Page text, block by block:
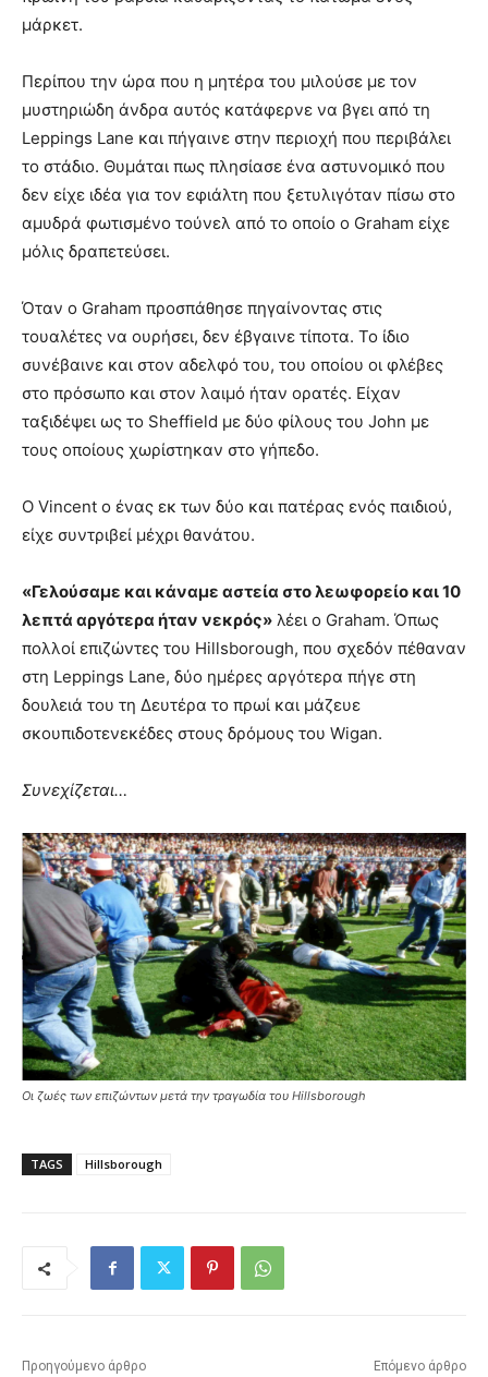
μάρκετ.
Περίπου την ώρα που η μητέρα του μιλούσε με τον
μυστηριώδη άνδρα αυτός κατάφερνε να βγει από τη
Leppings Lane και πήγαινε στην περιοχή που περιβάλει
το στάδιο. Θυμάται πως πλησίασε ένα αστυνομικό που
δεν είχε ιδέα για τον εφιάλτη που ξετυλιγόταν πίσω στο
αμυδρά φωτισμένο τούνελ από το οποίο ο Graham είχε
μόλις δραπετεύσει.
Όταν ο Graham προσπάθησε πηγαίνοντας στις
τουαλέτες να ουρήσει, δεν έβγαινε τίποτα. Το ίδιο
συνέβαινε και στον αδελφό του, του οποίου οι φλέβες
στο πρόσωπο και στον λαιμό ήταν ορατές. Είχαν
ταξιδέψει ως το Sheffield με δύο φίλους του John με
τους οποίους χωρίστηκαν στο γήπεδο.
Ο Vincent ο ένας εκ των δύο και πατέρας ενός παιδιού,
είχε συντριβεί μέχρι θανάτου.
«Γελούσαμε και κάναμε αστεία στο λεωφορείο και 10
λεπτά αργότερα ήταν νεκρός» λέει ο Graham. Όπως
πολλοί επιζώντες του Hillsborough, που σχεδόν πέθαναν
στη Leppings Lane, δύο ημέρες αργότερα πήγε στη
δουλειά του τη Δευτέρα το πρωί και μάζευε
σκουπιδοτενεκέδες στους δρόμους του Wigan.
Συνεχίζεται…
Οι ζωές των επιζώντων μετά την τραγωδία του Hillsborough
TAGS Hillsborough
Προηγούμενο άρθρο Επόμενο άρθρο